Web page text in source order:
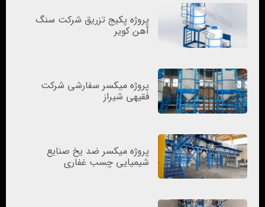
پروژه پکیج تزریق شرکت سنگ
آهن کویر
پروژه میکسر سفارشی شرکت
فقیهی شیراز
پروژه میکسر ضد یخ صنایع
شیمیایی چسب غفاری